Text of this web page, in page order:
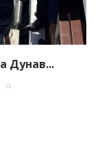
Дунав...